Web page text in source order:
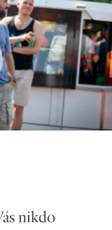
nikdo